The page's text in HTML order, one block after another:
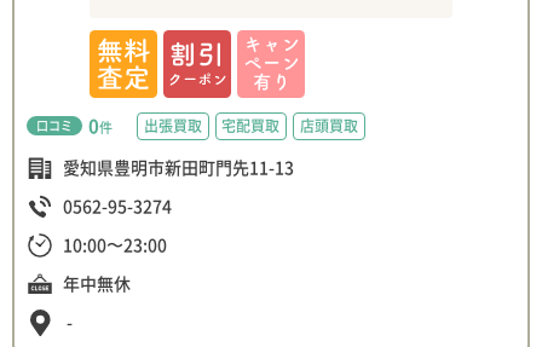
口コミ 0件 出張買取 宅配買取 店頭買取
愛知県豊明市新田町門先11-13
0562-95-3274
10:00〜23:00
年中無休
-